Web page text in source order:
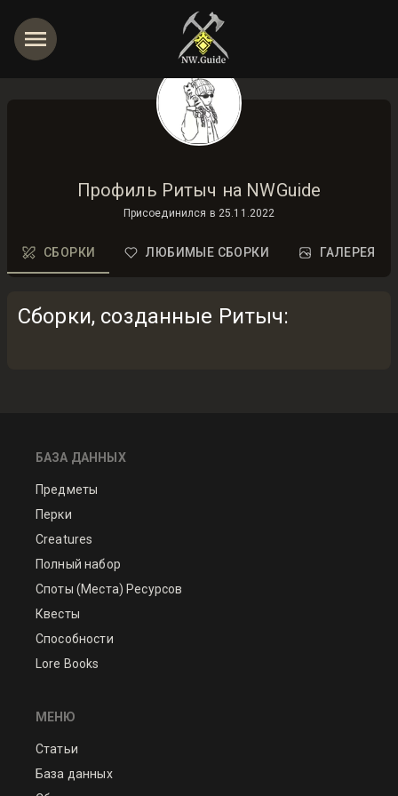
Профиль Ритыч на NWGuide
Присоединился в 25.11.2022
СБОРКИ ЛЮБИМЫЕ СБОРКИ ГАЛЕРЕЯ
Сборки, созданные Ритыч:
БАЗА ДАННЫХ
Предметы
Перки
Creatures
Полный набор
Споты (Места) Ресурсов
Квесты
Способности
Lore Books
МЕНЮ
Статьи
База данных